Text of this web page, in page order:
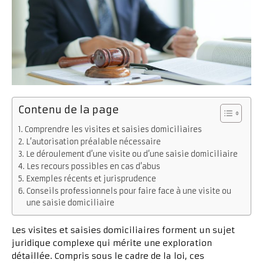
Contenu de la page
Comprendre les visites et saisies domiciliaires
L’autorisation préalable nécessaire
Le déroulement d’une visite ou d’une saisie domiciliaire
Les recours possibles en cas d’abus
Exemples récents et jurisprudence
Conseils professionnels pour faire face à une visite ou
une saisie domiciliaire
Les visites et saisies domiciliaires forment un sujet
juridique complexe qui mérite une exploration
détaillée. Compris sous le cadre de la loi, ces